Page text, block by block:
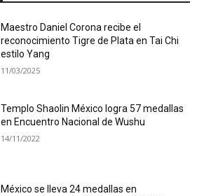
Maestro Daniel Corona recibe el
reconocimiento Tigre de Plata en Tai Chi
estilo Yang
11/03/2025
Templo Shaolin México logra 57 medallas
en Encuentro Nacional de Wushu
14/11/2022
México se lleva 24 medallas en